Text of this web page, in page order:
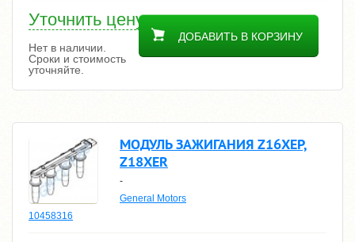
Уточнить цену
ДОБАВИТЬ В КОРЗИНУ
Нет в наличии.
Сроки и стоимость
уточняйте.
МОДУЛЬ ЗАЖИГАНИЯ Z16XEP,
Z18XER
-
General Motors
10458316